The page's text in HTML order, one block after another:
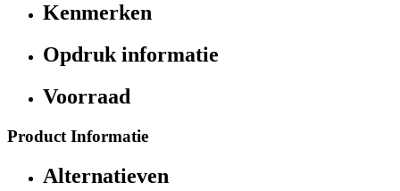
Kenmerken
Opdruk informatie
Voorraad
Product Informatie
Alternatieven